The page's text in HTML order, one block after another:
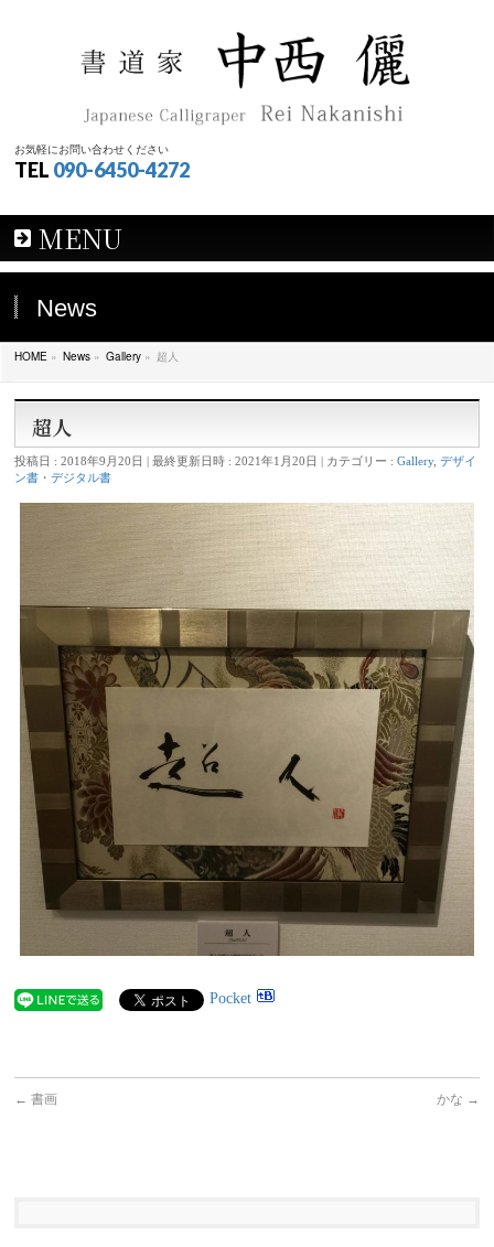
お気軽にお問い合わせください
TEL 090-6450-4272
MENU
News
HOME » News » Gallery » 超人
超人
投稿日 : 2018年9月20日 最終更新日時 : 2021年1月20日 カテゴリー :Gallery,デザイ
ン書・デジタル書
Pocket
← 書画 かな →